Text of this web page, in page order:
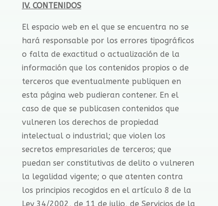
IV. CONTENIDOS
El espacio web en el que se encuentra no se
hará responsable por los errores tipográficos
o falta de exactitud o actualización de la
información que los contenidos propios o de
terceros que eventualmente publiquen en
esta página web pudieran contener. En el
caso de que se publicasen contenidos que
vulneren los derechos de propiedad
intelectual o industrial; que violen los
secretos empresariales de terceros; que
puedan ser constitutivas de delito o vulneren
la legalidad vigente; o que atenten contra
los principios recogidos en el artículo 8 de la
Ley 34/2002, de 11 de julio, de Servicios de la